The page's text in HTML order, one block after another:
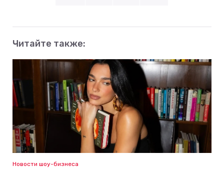
Читайте также:
Новости шоу-бизнеса